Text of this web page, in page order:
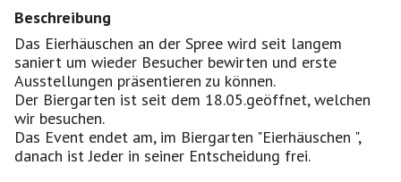
Beschreibung
Das Eierhäuschen an der Spree wird seit langem
saniert um wieder Besucher bewirten und erste
Ausstellungen präsentieren zu können.
Der Biergarten ist seit dem 18.05.geöffnet, welchen
wir besuchen.
Das Event endet am, im Biergarten "Eierhäuschen ",
danach ist Jeder in seiner Entscheidung frei.